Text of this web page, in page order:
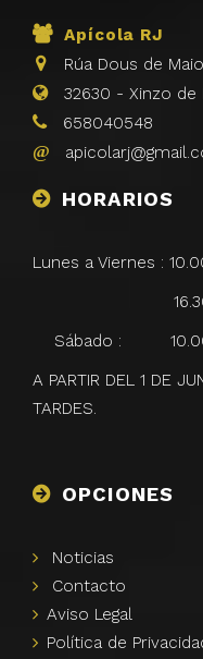
Apícola RJ
Rúa Dous de
32630 - Xinzo de
658040548
HORARIOS
Lunes a Viernes :
16.30 a
Sábado : 10.00
A PARTIR DEL 1 DE
TARDES.
OPCIONES
Noticias
Contacto
Aviso Legal
Polí­tica de